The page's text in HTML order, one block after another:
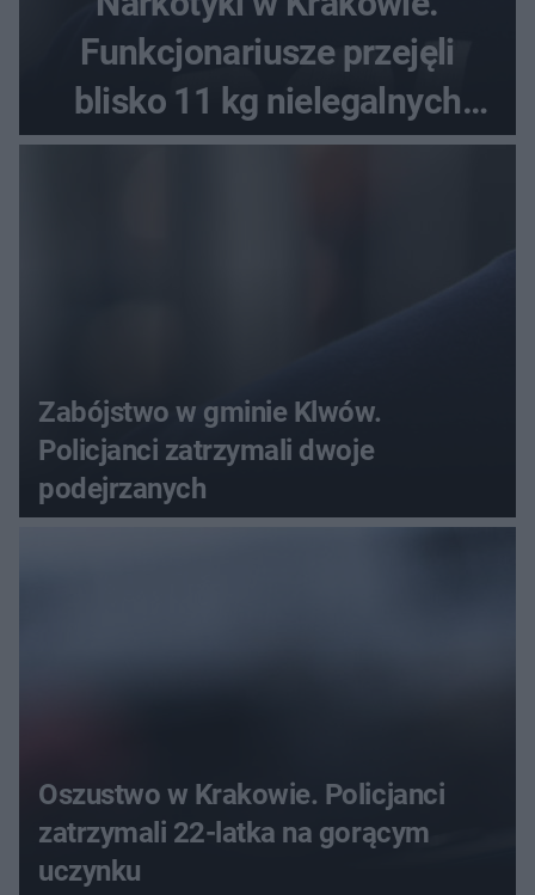
Funkcjonariusze przejęli
blisko 11 kg nielegalnych
substancji
Zabójstwo w gminie Klwów.
Policjanci zatrzymali dwoje
podejrzanych
Oszustwo w Krakowie. Policjanci
zatrzymali 22-latka na gorącym
uczynku